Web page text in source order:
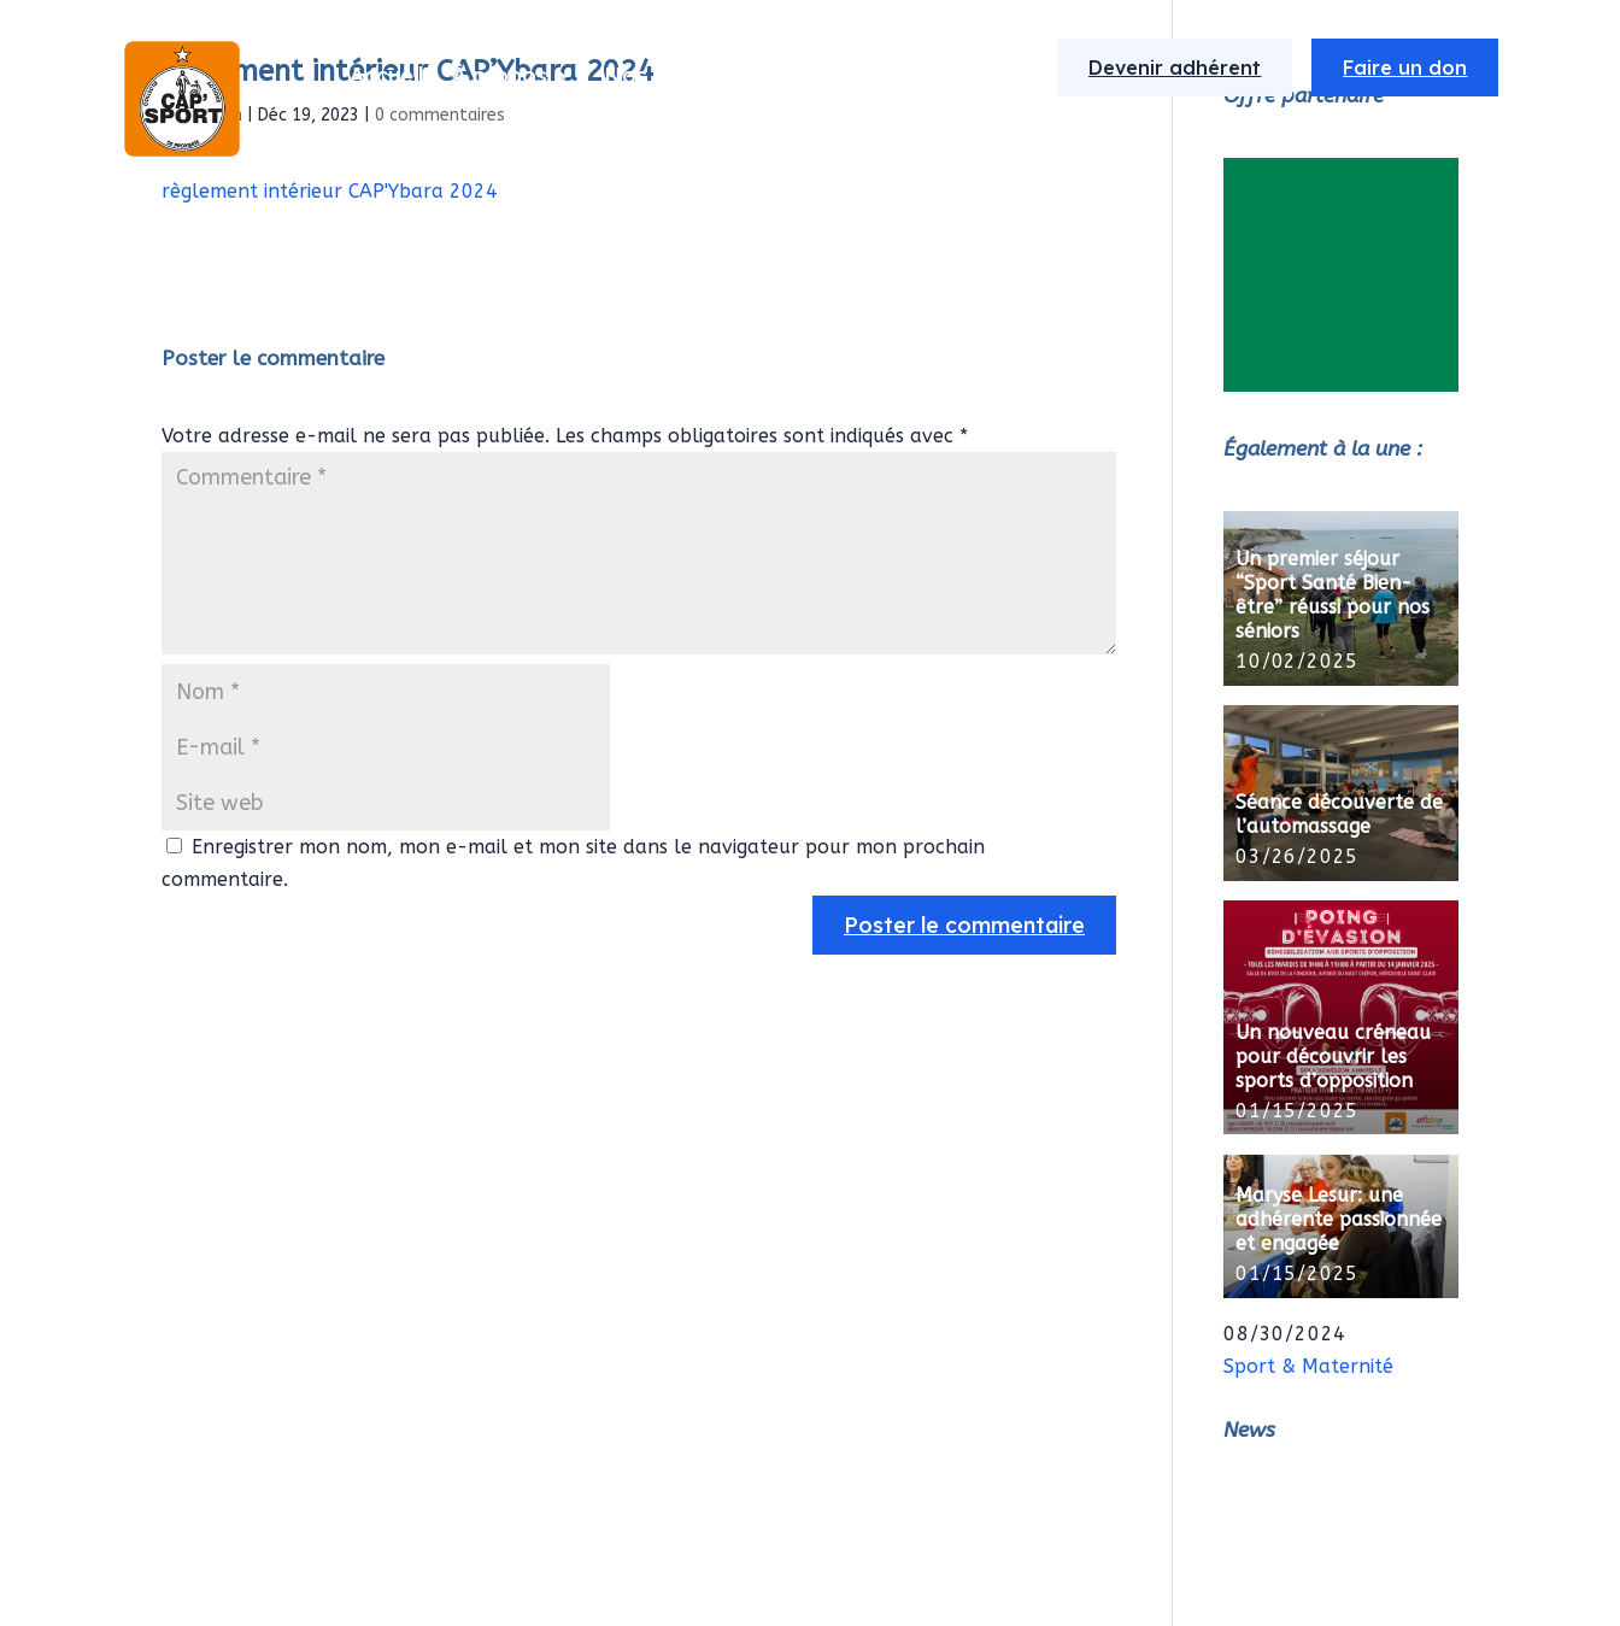
Accueil À propos Nos activités Devenir adhérent Faire un don
règlement intérieur CAP’Ybara 2024
parAdmin Déc 19, 2023 |0 commentaires
règlement intérieur CAP'Ybara 2024
Poster le commentaire
Votre adresse e-mail ne sera pas publiée. Les champs obligatoires sont indiqués avec *
Enregistrer mon nom, mon e-mail et mon site dans le navigateur pour mon prochain
commentaire.
Offre partenaire
Également à la une :
Un premier séjour
“Sport Santé Bien-
être” réussi pour nos
séniors
10/02/2025
Séance découverte de
l’automassage
03/26/2025
Un nouveau créneau
pour découvrir les
sports d’opposition
01/15/2025
Maryse Lesur: une
adhérente passionnée
et engagée
01/15/2025
08/30/2024
Sport & Maternité
News